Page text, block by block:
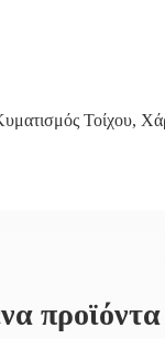
Τοίχου,
προϊόντα